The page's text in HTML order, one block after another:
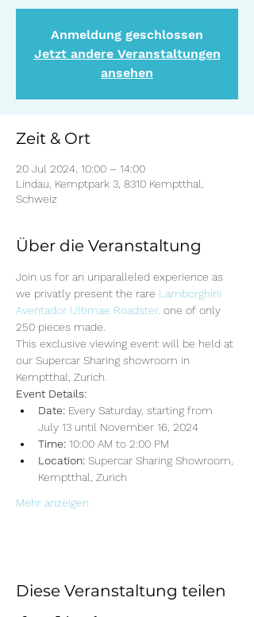
Anmeldung geschlossen
Jetzt andere Veranstaltungen
ansehen
Zeit & Ort
20 Jul 2024, 10:00 – 14:00
Lindau, Kemptpark 3, 8310 Kemptthal,
Schweiz
Über die Veranstaltung
Join us for an unparalleled experience as
we privatly present the rare Lamborghini
Aventador Ultimae Roadster, one of only
250 pieces made.
This exclusive viewing event will be held at
our Supercar Sharing showroom in
Kemptthal, Zurich.
Event Details:
Date: Every Saturday, starting from
July 13 until November 16, 2024
Time: 10:00 AM to 2:00 PM
Location: Supercar Sharing Showroom,
Kemptthal, Zurich
Mehr anzeigen
Diese Veranstaltung teilen